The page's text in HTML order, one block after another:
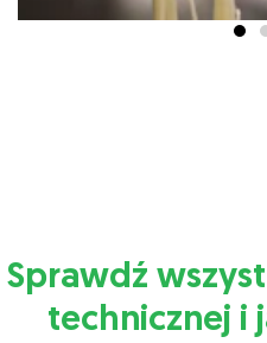
Sprawdź
technicznej i